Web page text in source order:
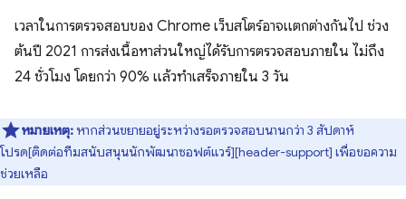
เวลาในการตรวจสอบของ Chrome เว็บสโตร์อาจแตกต่างกันไป ช่วง
ต้นปี 2021 การส่งเนื้อหาส่วนใหญ่ได้รับการตรวจสอบภายใน ไม่ถึง
24 ชั่วโมง โดยกว่า 90% แล้วทำเสร็จภายใน 3 วัน
หมายเหตุ: หากส่วนขยายอยู่ระหว่างรอตรวจสอบนานกว่า 3 สัปดาห์
โปรด[ติดต่อทีมสนับสนุนนักพัฒนาซอฟต์แวร์][header-support] เพื่อขอความ
ช่วยเหลือ